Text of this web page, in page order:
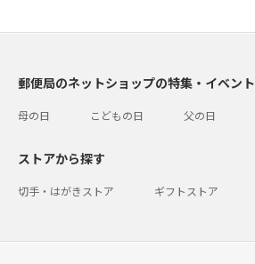
郵便局のネットショップの特集・イベント
母の日 こどもの日 父の日
ストアから探す
切手・はがきストア ギフトストア